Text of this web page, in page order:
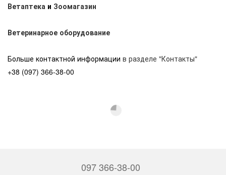
Ветаптека и Зоомагазин
Ветеринарное оборудование
Больше контактной информации в разделе "Контакты"
+38 (097) 366-38-00
097 366-38-00